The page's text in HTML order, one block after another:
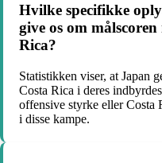
Hvilke specifikke
give os om
Rica?
Statistikken viser, at Japan
Costa Rica i deres
offensive styrke eller Costa
i disse kampe.